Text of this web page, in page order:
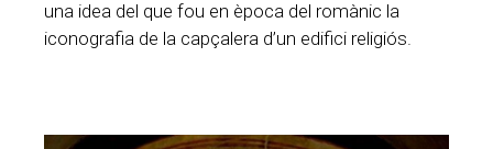
una idea del que fou en època del romànic la
iconografia de la capçalera d’un edifici religiós.